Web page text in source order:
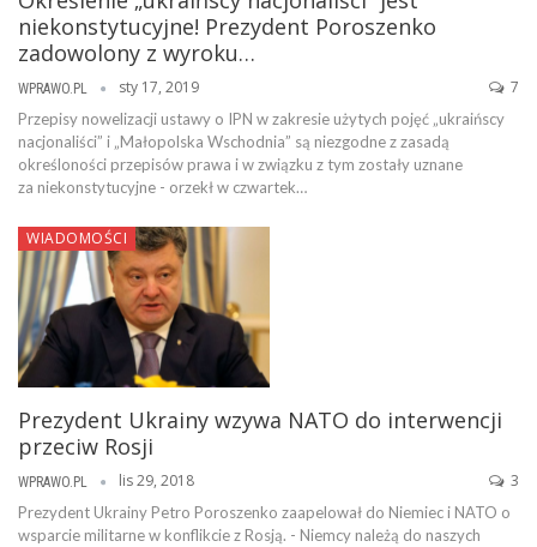
niekonstytucyjne! Prezydent Poroszenko
zadowolony z wyroku…
WPRAWO.PL sty 17, 2019 7
Przepisy nowelizacji ustawy o IPN w zakresie użytych pojęć „ukraińscy
nacjonaliści” i „Małopolska Wschodnia” są niezgodne z zasadą
określoności przepisów prawa i w związku z tym zostały uznane
za niekonstytucyjne - orzekł w czwartek…
WIADOMOŚCI
Prezydent Ukrainy wzywa NATO do interwencji
przeciw Rosji
WPRAWO.PL lis 29, 2018 3
Prezydent Ukrainy Petro Poroszenko zaapelował do Niemiec i NATO o
wsparcie militarne w konflikcie z Rosją. - Niemcy należą do naszych